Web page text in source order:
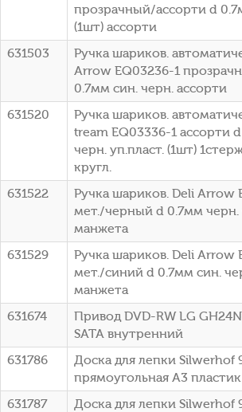
прозрачный/ассорти d
(1шт) ассорти
631503
Ручка шариков.
Arrow EQ03236-1
0.7мм син. черн. ассорти
631520
Ручка шариков.
tream EQ03336-1 ассорти
черн. уп.пласт. (1шт)
кругл.
631522
Ручка шариков. Deli Arrow
мет./черный d 0.7мм черн.
манжета
631529
Ручка шариков. Deli Arrow
мет./синий d 0.7мм син.
манжета
631674
Привод DVD-RW LG
SATA внутренний
631786
Доска для лепки Silwerhof
прямоугольная A3
631787
Доска для лепки Silwerhof